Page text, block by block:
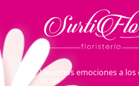
Llevamos emociones a los
amas